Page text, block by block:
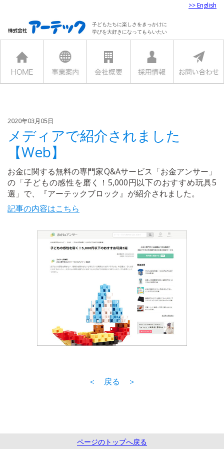
>> English
子どもたちに楽しさをきっかけに
学びを大好きになってもらいたい
2020年03月05日
メディアで紹介されました
【Web】
お金に関する無料の専門家Q&Aサービス「お金アンサー」
の「子どもの感性を磨く！5,000円以下のおすすめ玩具5
選」で、『アーテックブロック』が紹介されました。
記事の内容はこちら
＜ 戻る ＞
ページのトップへ戻る